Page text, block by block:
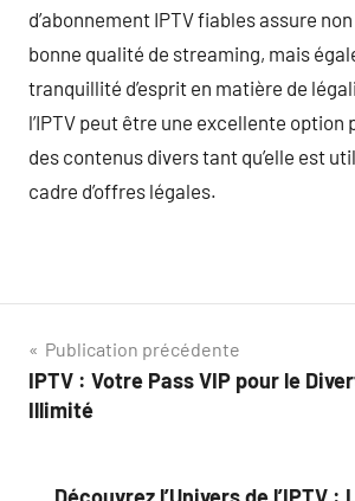
d’abonnement IPTV fiables assure
bonne qualité de streaming, mais
tranquillité d’esprit en matière de
l’IPTV peut être une excellente option
des contenus divers tant qu’elle est
cadre d’offres légales.
Navigation
de
Publication précédente
IPTV : Votre Pass VIP pour le
Illimité
Découvrez l’Univers de l’IPTV :